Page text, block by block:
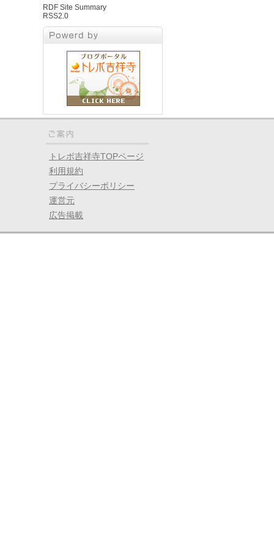
RDF Site Summary
RSS2.0
トレボ吉祥寺TOPページ
利用規約
プライバシーポリシー
運営元
広告掲載